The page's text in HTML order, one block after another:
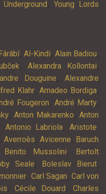
Underground ,Young Lords
, Al-Kindi, Alain Badiou,
, Alexandra Kollontai,
Douguine, Alexandre
Klahr,Amadeo Bordiga,
Fougeron, André Marty,
, Anton Makarenko, Anton
Antonio Labriola,Aristote,
, Averroès, Avicenne, Baruch
Benito Mussolini,
Bertolt
Seale, Boleslav Bierut,
, Carl Sagan, Carl von
,Cécile Douard ,Charles